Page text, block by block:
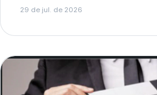
reputacional e o risco regulatório
29 de jul. de 2026